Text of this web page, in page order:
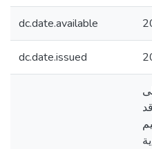
dc.date.available
dc.date.issued
2024، وقد